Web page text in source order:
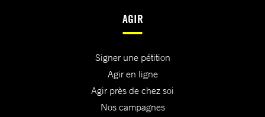
AGIR
Signer une pétition
Agir en ligne
Agir près de chez soi
Nos campagnes